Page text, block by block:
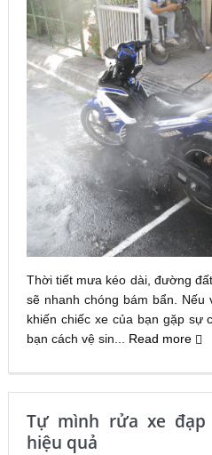
Thời tiết mưa kéo dài, đường
sẽ nhanh chóng bám bẩn. Nếu
khiến chiếc xe của bạn gặp sự
bạn cách vệ sin... Read more
Tự mình rửa xe đạp
hiệu quả